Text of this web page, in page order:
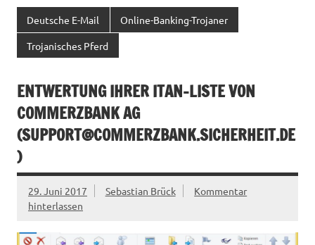
Deutsche E-Mail Online-Banking-Trojaner
Trojanisches Pferd
ENTWERTUNG IHRER ITAN-LISTE VON
COMMERZBANK AG
(SUPPORT@COMMERZBANK.SICHERHEIT.DE
)
29. Juni 2017 Sebastian Brück
Kommentar
hinterlassen